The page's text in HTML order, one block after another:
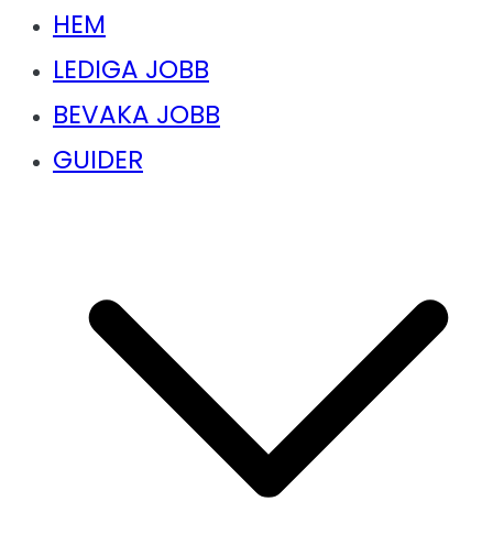
HEM
LEDIGA JOBB
BEVAKA JOBB
GUIDER